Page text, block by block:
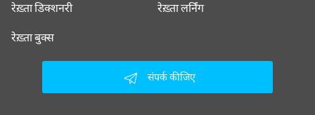
रेख़्ता डिक्शनरी रेख़्ता लर्निंग
रेख़्ता बुक्स
संपर्क कीजिए